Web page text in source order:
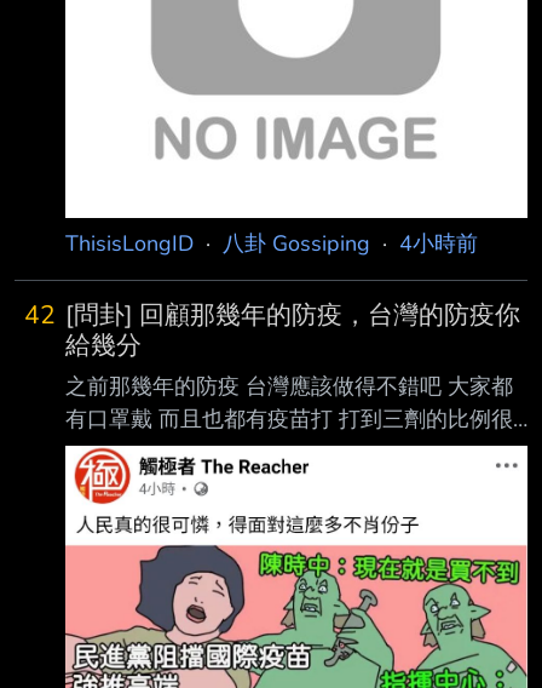
聘。 法制局指出，市府總共有將近200名法扶律
師，主要業務是提供市民免費的法律諮詢服務
，聘任方式採取公開遴選，律師自行報名，再交
由台中地檢署、台中地方法院與台中律師 公會
協助審查；法扶律師並非協
ThisisLongID · 八卦 Gossiping · 4小時前
42 [問卦] 回顧那幾年的防疫，台灣的防疫你
給幾分
之前那幾年的防疫 台灣應該做得不錯吧 大家都
有口罩戴 而且也都有疫苗打 打到三劑的比例很
多 台灣那幾年的防疫 應該是世界第一吧 那幾年
台灣的防疫 你給幾分呢？ 有沒有卦？0.0 -----
Sent from JPTT on my iPhone -- 喝紅酒舉杯慶
祝啦！ 什麼80 我覺得95啦！ 沒錯沒錯 世界哪
跟得上台灣！！ 假老….沒事0.0 我允許可以有負
分 0.0 這樣說 duck 不必 謝謝clock ！！ 還好不
是-100 拍拍 還有人大學四年沒看過同學的真面
目0.0